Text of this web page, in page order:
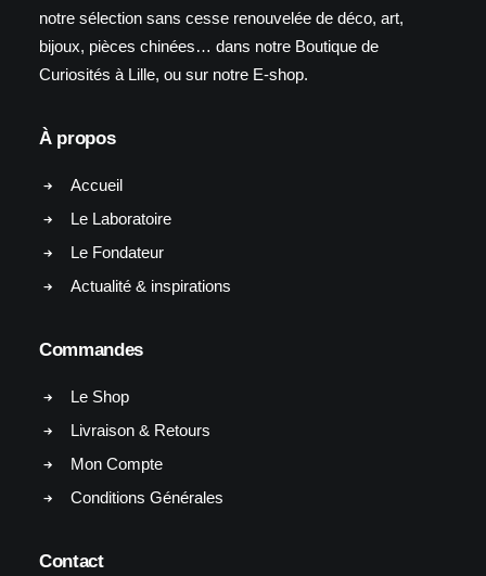
notre sélection sans cesse renouvelée de déco, art,
bijoux, pièces chinées… dans notre Boutique de
Curiosités à Lille, ou sur notre E-shop.
À propos
Accueil
Le Laboratoire
Le Fondateur
Actualité & inspirations
Commandes
Le Shop
Livraison & Retours
Mon Compte
Conditions Générales
Contact